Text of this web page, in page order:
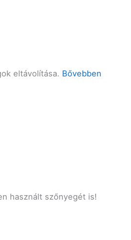
eltávolítása. Bővebben
használt szőnyegét is!